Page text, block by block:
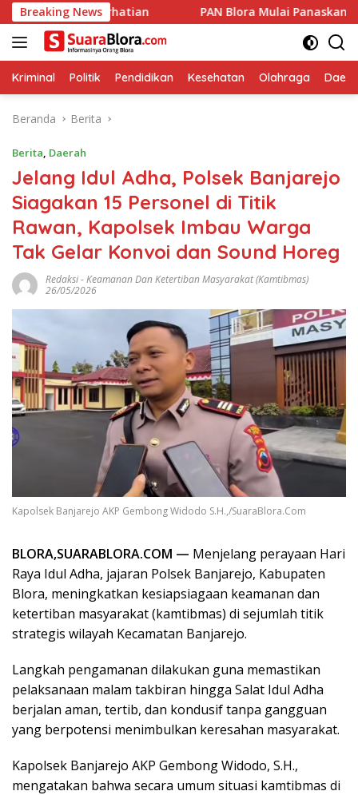
Langsung
ke
konten
Breaking News‎PAN Blora Mulai Panaskan Mesin Politik, Bidik
Kriminal Politik Pendidikan Kesehatan Olahraga
Beranda Berita
Berita, Daerah
Jelang Idul Adha, Polsek Banjarejo
Siagakan 15 Personel di Titik
Rawan, Kapolsek Imbau Warga
Tak Gelar Konvoi dan Sound Horeg
Redaksi-Keamanan Dan Ketertiban Masyarakat (Kamtibmas)
26/05/2026
Kapolsek Banjarejo AKP Gembong Widodo S.H.,/SuaraBlora.Com
BLORA,SUARABLORA.COM — Menjelang perayaan Hari
Raya Idul Adha, jajaran Polsek Banjarejo, Kabupaten
Blora, meningkatkan kesiapsiagaan keamanan dan
ketertiban masyarakat (kamtibmas) di sejumlah titik
strategis wilayah Kecamatan Banjarejo.
Langkah pengamanan dilakukan guna memastikan
pelaksanaan malam takbiran hingga Salat Idul Adha
berjalan aman, tertib, dan kondusif tanpa gangguan
yang berpotensi menimbulkan keresahan masyarakat.
Kapolsek Banjarejo AKP Gembong Widodo, S.H.,
mengatakan bahwa secara umum situasi kamtibmas di